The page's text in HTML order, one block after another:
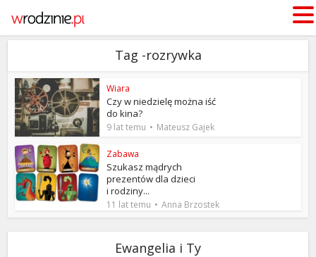
Tag -rozrywka
Wiara
Czy w niedzielę można iść
do kina?
9 lat temu Mateusz Gajek
Zabawa
Szukasz mądrych
prezentów dla dzieci
i rodziny...
11 lat temu Anna Brzostek
Ewangelia i Ty